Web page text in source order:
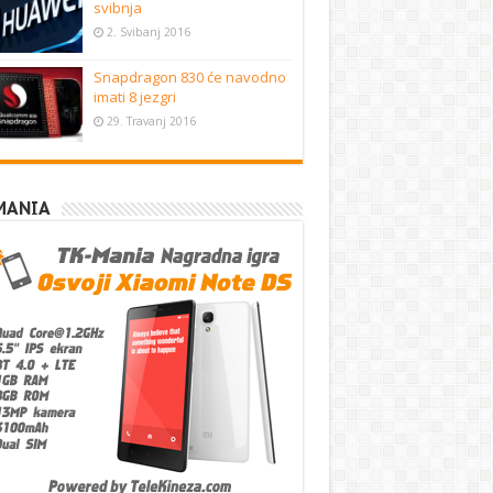
svibnja
2. Svibanj 2016
Snapdragon 830 će navodno
imati 8 jezgri
29. Travanj 2016